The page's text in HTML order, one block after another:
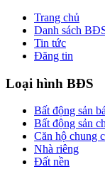
Trang chủ
Danh sách
Tin tức
Đăng tin
Loại hình BĐS
Bất động sản
Bất động sản
Căn hộ chung
Nhà riêng
Đất nền